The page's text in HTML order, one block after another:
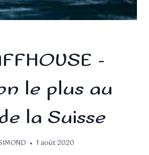
–
le plus au
la Suisse
1 août 2020